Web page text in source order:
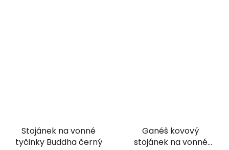
Stojánek na vonné
tyčinky Buddha černý
Ganéš kovový
stojánek na vonné